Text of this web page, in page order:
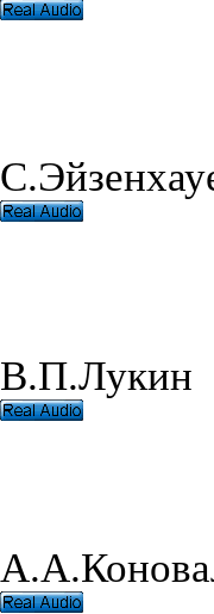
В.П.Лукин